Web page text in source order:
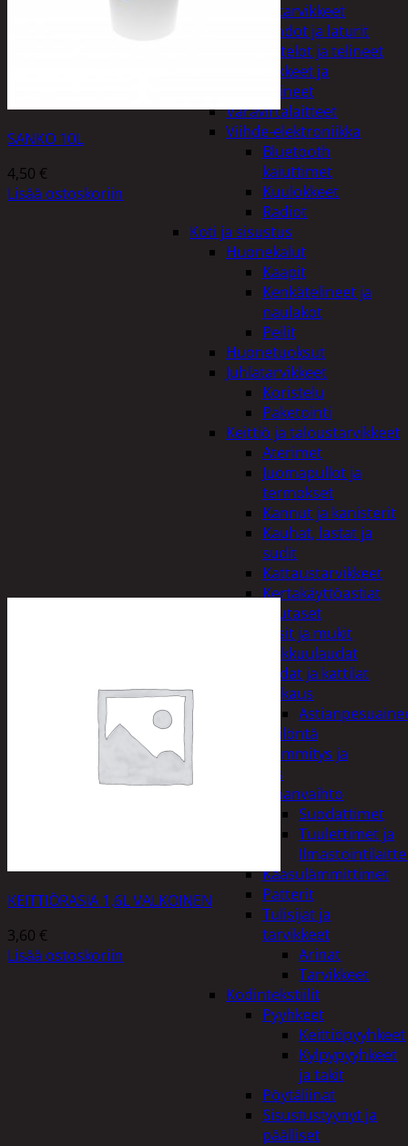
Puhelintarvikkeet
Johdot ja laturit
Kotelot ja telineet
Tv-tarvikkeet ja
seinätelineet
Varavirtalaitteet
Viihde-elektroniikka
Bluetooth
kaiuttimet
Kuulokkeet
Radiot
Koti ja sisustus
Huonekalut
Kaapit
Kenkätelineet ja
naulakot
Peilit
Huonetuoksut
Juhlatarvikkeet
Koristelu
Paketointi
Keittiö ja taloustarvikkeet
Aterimet
Juomapullot ja
termokset
Kannut ja kanisterit
Kauhat, lastat ja
sudit
Kattaustarvikkeet
Kertakäyttöastiat
Lautaset
Lasit ja mukit
Leikkuulaudat
Padat ja kattilat
Tiskaus
Säilöntä
Kodin lämmitys ja
tuuletus
Ilmanvaihto
Suodattimet
Tuulettimet ja
Kaasulämmittimet
Patterit
Tulisijat ja
tarvikkeet
Arinat
Tarvikkeet
Kodintekstiilit
Pyyhkeet
Keittiöpyyhkeet
Kylpypyyhkeet
ja takit
Pöytäliinat
Sisustustyynyt ja
päälliset
SANKO 10L
4,50 €
Lisää ostoskoriin
KEITTIÖRASIA 1,6L VALKOINEN
3,60 €
Lisää ostoskoriin